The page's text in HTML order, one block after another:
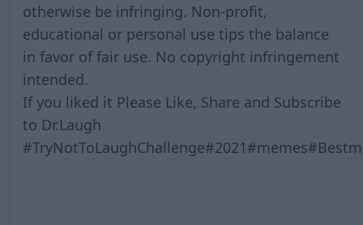
otherwise be infringing. Non-profit,
educational or personal use tips the balance
in favor of fair use. No copyright infringement
intended.
If you liked it Please Like, Share and Subscribe
to Dr.Laugh